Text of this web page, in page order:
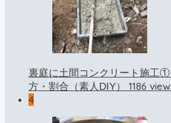
裏庭に土間コンクリート施工①
方・割合（素人DIY） 1186
4